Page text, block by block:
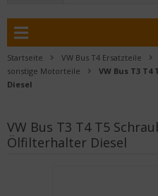
Startseite VW Bus T4 Ersatzteile
sonstige Motorteile
VW Bus T3
Diesel
VW Bus T3 T4 T5
Ölfilterhalter Diesel